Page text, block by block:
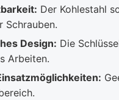
Der Kohlestahl
Schrauben.
Design: Die
Arbeiten.